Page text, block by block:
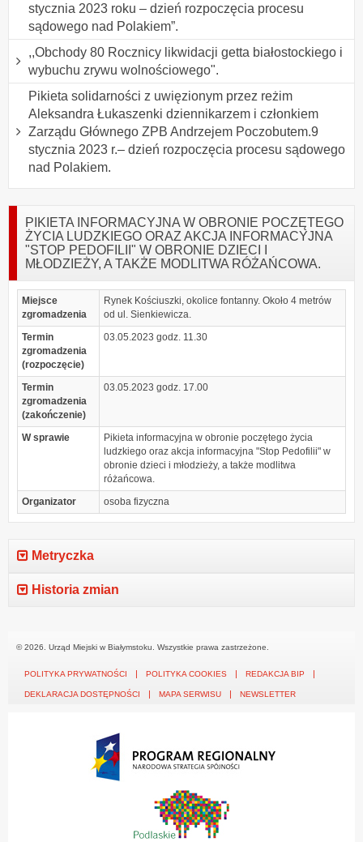
stycznia 2023 roku – dzień rozpoczęcia procesu
sądowego nad Polakiem”.
,,Obchody 80 Rocznicy likwidacji getta białostockiego i
wybuchu zrywu wolnościowego".
Pikieta solidarności z uwięzionym przez reżim
Aleksandra Łukaszenki dziennikarzem i członkiem
Zarządu Głównego ZPB Andrzejem Poczobutem.9
stycznia 2023 r.– dzień rozpoczęcia procesu sądowego
nad Polakiem.
PIKIETA INFORMACYJNA W OBRONIE POCZĘTEGO
ŻYCIA LUDZKIEGO ORAZ AKCJA INFORMACYJNA
"STOP PEDOFILII" W OBRONIE DZIECI I
MŁODZIEŻY, A TAKŻE MODLITWA RÓŻAŃCOWA.
Miejsce
zgromadzenia
Rynek Kościuszki, okolice fontanny. Około 4 metrów
od ul. Sienkiewicza.
Termin
zgromadzenia
(rozpoczęcie)
03.05.2023 godz. 11.30
Termin
zgromadzenia
(zakończenie)
03.05.2023 godz. 17.00
W sprawie
Pikieta informacyjna w obronie poczętego życia
ludzkiego oraz akcja informacyjna "Stop Pedofilii" w
obronie dzieci i młodzieży, a także modlitwa
różańcowa.
Organizator
osoba fizyczna
Metryczka
Historia zmian
© 2026. Urząd Miejski w Białymstoku. Wszystkie prawa zastrzeżone.
POLITYKA PRYWATNOŚCI POLITYKA COOKIES REDAKCJA BIP
DEKLARACJA DOSTĘPNOŚCI MAPA SERWISU NEWSLETTER